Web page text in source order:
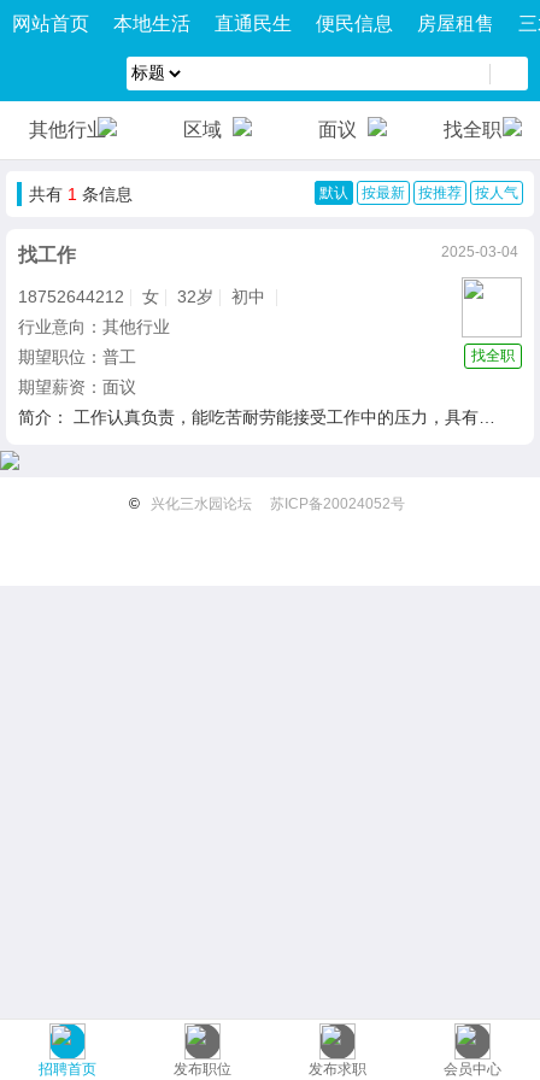
网站首页 本地生活 直通民生 便民信息 房屋租售
其他行业 区域 面议 找全职
共有 1 条信息 默认 按最新 按推荐 按人气
找工作
18752644212 女 32岁
初中
行业意向：其他行业
期望职位：普工
期望薪资：面议
找全职
2025-03-04
招聘首页 发布职位 发布求职 会员中心
© 兴化三水园论坛 苏ICP备20024052号